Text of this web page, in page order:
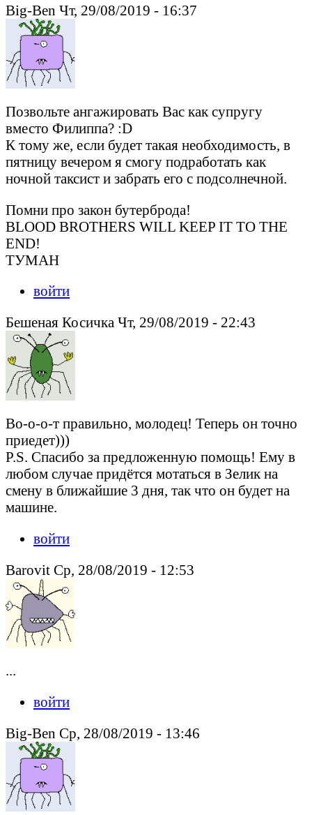
Big-Ben Чт, 29/08/2019 - 16:37
Позвольте ангажировать Вас как супругу
вместо Филиппа? :D
К тому же, если будет такая необходимость, в
пятницу вечером я смогу подработать как
ночной таксист и забрать его с подсолнечной.
Помни про закон бутерброда!
BLOOD BROTHERS WILL KEEP IT TO THE
END!
ТУМАН
войти
Бешеная Косичка Чт, 29/08/2019 - 22:43
Во-о-о-т правильно, молодец! Теперь он точно
приедет)))
P.S. Спасибо за предложенную помощь! Ему в
любом случае придётся мотаться в Зелик на
смену в ближайшие 3 дня, так что он будет на
машине.
войти
Barovit Ср, 28/08/2019 - 12:53
...
войти
Big-Ben Ср, 28/08/2019 - 13:46